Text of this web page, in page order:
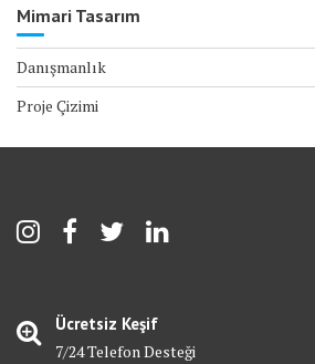
Mimari Tasarım
Danışmanlık
Proje Çizimi
Ücretsiz Keşif
7/24 Telefon Desteği